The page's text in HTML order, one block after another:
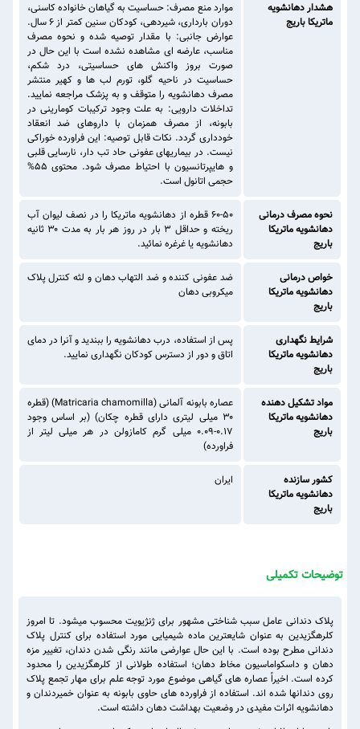
هشدار دهانشویه
ماتریکا باریج
موارد منع مصرف: حساسیت به گیاهان خانواده کاسنی،
دوران بارداری، شیردهی، کودکان سنین کمتر از ۶ سال.
عوارض جانبی: با مقدار توصیه شده و نحوه مصرف
مناسب، عارضه ای مشاهده نشده است با این حال در
صورت بروز واکنش های حساسیتی، درد شکم،
حساسیت در ناحیه گلو، تورم لب ها و کهیر منتشر
مصرف دهانشویه را متوقف و به پزشک مراجعه نمایید.
تداخلات دارویی: به علت وجود ترکیبات کومارینی در
بابونه، از مصرف همزمان با داروهای ضد انعقاد
خودداری گردد. نکات قابل توصیه: این فراورده خوراکی
نیست. در بیماریهای عفونی حاد تب دار، نارسایی قلبی
و هایپرتانسیون با احتیاط مصرف شود. محتوی ۵۵%
حجمی اتانول است.
نحوه مصرف درمانی
دهانشویه ماتریکا
باریج
۶۰-۵۰ قطره از دهانشویه ماتریکا را در نصف لیوان آب
ریخته و حداقل ۳ بار در روز هر بار به مدت ۳۰ ثانیه
دهانشویه یا غرغره نمائید.
خواص درمانی
دهانشویه ماتریکا
باریج
ضد عفونی کننده و ضد التهاب دهان و لثه کنترل پلاک
میکروبی دهان
شرایط نگهداری
دهانشویه ماتریکا
باریج
پس از استفاده، درب دهانشویه را ببندید و آنرا در دمای
اتاق و دور از دسترس کودکان نگهداری نمایید.
مواد تشکیل دهنده
دهانشویه ماتریکا
باریج
عصاره بابونه آلمانی (Matricaria chamomilla) (قطره
۳۰ میلی لیتری دارای قطره چکان) (بر اساس وجود
۰.۱۷-۰.۰۹ میلی گرم کامازولن در هر میلی لیتر از
فراورده)
کشور سازنده
دهانشویه ماتریکا
باریج
ایران
توضیحات تکمیلی
پلاک دندانی عامل سبب شناختی مشهور برای ژنژیویت محسوب میشود. تا امروز
کلرهگزیدین به عنوان شایعترین ماده شیمیایی مورد استفاده برای کنترل پلاک
دندانی مطرح بوده است. با این حال عوارضی مانند رنگی شدن دندان، تغییر مزه
دهان و داسکواماسیون مخاط دهان؛ استفاده طولانی از کلرهگزیدین را محدود
کرده است. اخیراً عصاره های گیاهی موضوع مورد توجه علم برای مهار تجمع پلاک
روی دندانها شده اند. استفاده از فراورده های حاوی بابونه به عنوان خمیردندان و
دهانشویه اثرات مفیدی در وضعیت بهداشت دهان داشته است.